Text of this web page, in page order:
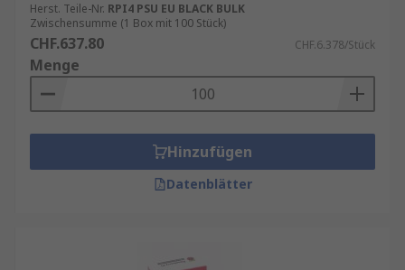
Herst. Teile-Nr. RPI4 PSU EU BLACK BULK
Zwischensumme (1 Box mit 100 Stück)
CHF.637.80 CHF.6.378/Stück
Menge
Hinzufügen
Datenblätter